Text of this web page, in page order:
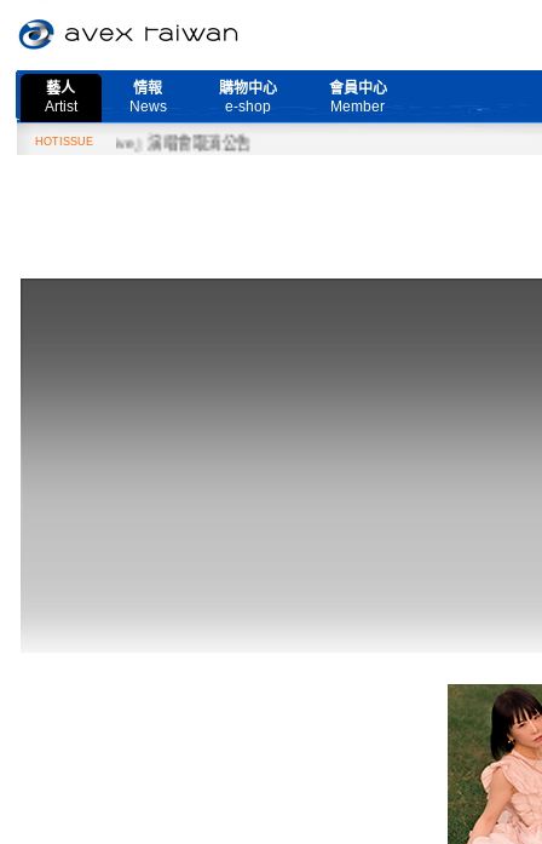
藝人
Artist
情報
News
購物中心
e-shop
會員中心
Member
HOTISSUE
Live』演唱會取消公告